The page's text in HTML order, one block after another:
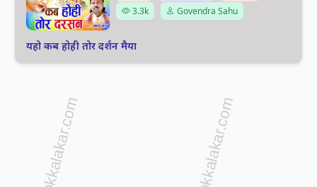
3.3k
Govendra Sahu
यहो कब होही तोर दर्शन मैया